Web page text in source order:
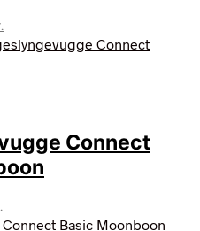
aktuelle
Connect
aktuelle